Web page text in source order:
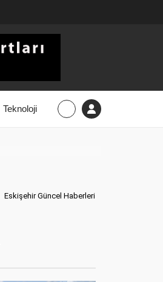
Teknoloji
Eskişehir Güncel Haberleri